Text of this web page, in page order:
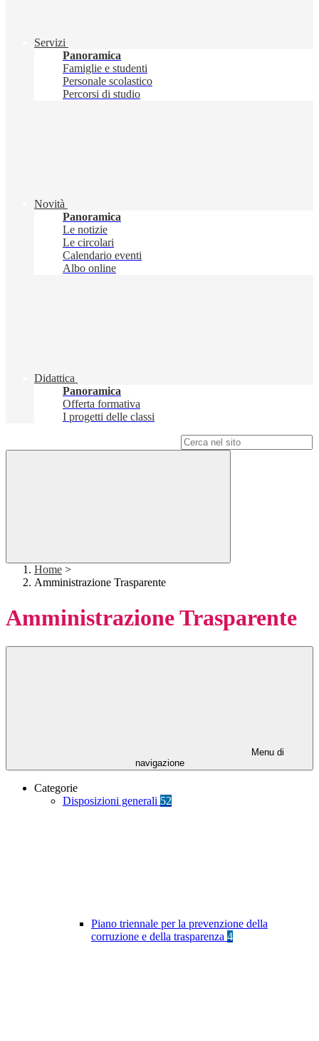
Servizi
Panoramica
Famiglie e studenti
Personale scolastico
Percorsi di studio
Novità
Panoramica
Le notizie
Le circolari
Calendario eventi
Albo online
Didattica
Panoramica
Offerta formativa
I progetti delle classi
Home >
Amministrazione Trasparente
Amministrazione Trasparente
Menu di
navigazione
Categorie
Disposizioni generali 52
Piano triennale per la prevenzione della
corruzione e della trasparenza 4